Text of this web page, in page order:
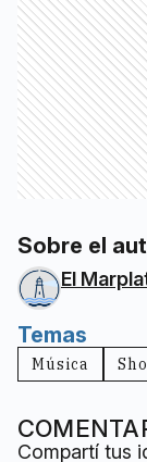
Sobre el
El
Temas
Música
Compartí tus